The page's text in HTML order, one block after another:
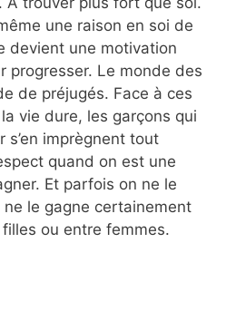
une raison en soi de
devient une motivation
progresser. Le monde des
de préjugés. Face à ces
vie dure, les garçons qui
s’en imprègnent tout
quand on est une
Et parfois on ne le
ne le gagne certainement
ou entre femmes.